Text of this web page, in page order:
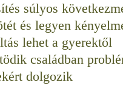
súlyos
és legyen
lehet a gyerektől
családban
dolgozik